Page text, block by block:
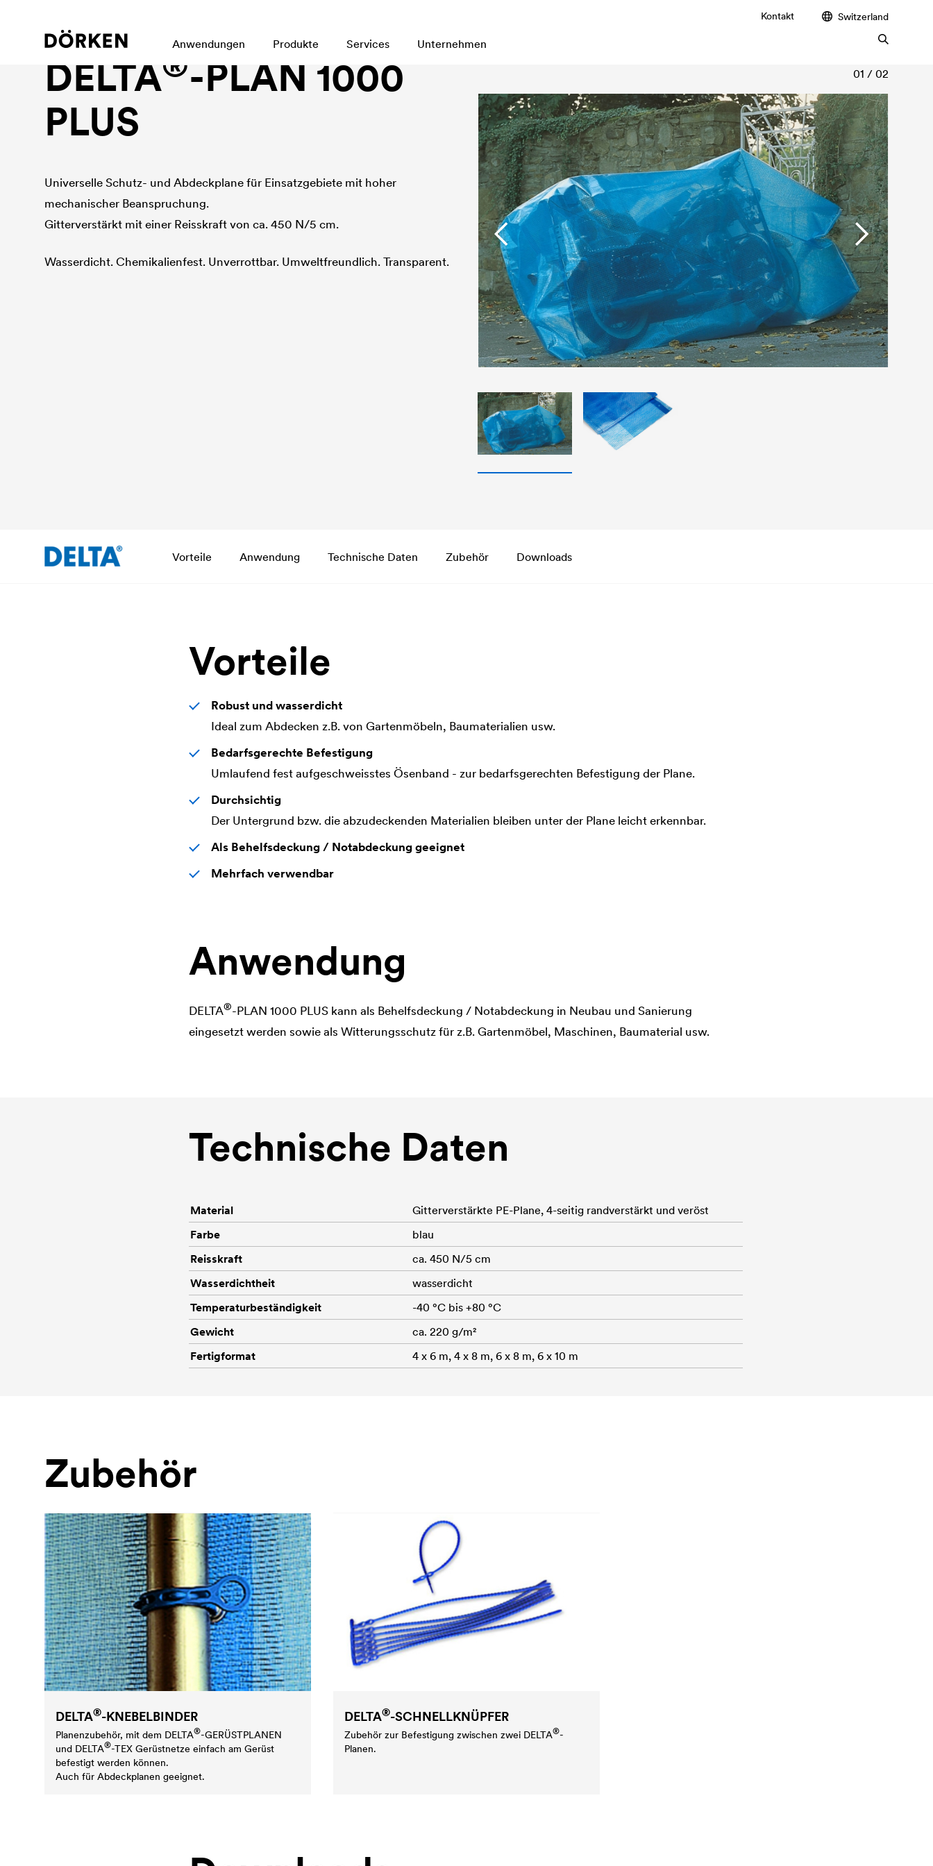
Kontakt Switzerland
Anwendungen Produkte Services Unternehmen
Planen und Abdeckungen
DELTA®-PLAN 1000
PLUS
Universelle Schutz- und Abdeckplane für Einsatzgebiete mit hoher
mechanischer Beanspruchung.
Gitterverstärkt mit einer Reisskraft von ca. 450 N/5 cm.
Wasserdicht. Chemikalienfest. Unverrottbar. Umweltfreundlich. Transparent.
01 / 02
Vorteile Anwendung Technische Daten Zubehör Downloads
Vorteile
Robust und wasserdicht
Ideal zum Abdecken z.B. von Gartenmöbeln, Baumaterialien usw.
Bedarfsgerechte Befestigung
Umlaufend fest aufgeschweisstes Ösenband - zur bedarfsgerechten Befestigung der Plane.
Durchsichtig
Der Untergrund bzw. die abzudeckenden Materialien bleiben unter der Plane leicht erkennbar.
Als Behelfsdeckung / Notabdeckung geeignet
Mehrfach verwendbar
Anwendung
DELTA®-PLAN 1000 PLUS kann als Behelfsdeckung / Notabdeckung in Neubau und Sanierung
eingesetzt werden sowie als Witterungsschutz für z.B. Gartenmöbel, Maschinen, Baumaterial usw.
Technische Daten
Material
Gitterverstärkte PE-Plane, 4-seitig randverstärkt und veröst
Farbe
blau
Reisskraft
ca. 450 N/5 cm
Wasserdichtheit
wasserdicht
Temperaturbeständigkeit
-40 °C bis +80 °C
Gewicht
ca. 220 g/m²
Fertigformat
4 x 6 m, 4 x 8 m, 6 x 8 m, 6 x 10 m
Zubehör
DELTA®-KNEBELBINDER
Planenzubehör, mit dem DELTA®-GERÜSTPLANEN
und DELTA®-TEX Gerüstnetze einfach am Gerüst
befestigt werden können.
Auch für Abdeckplanen geeignet.
DELTA®-SCHNELLKNÜPFER
Zubehör zur Befestigung zwischen zwei DELTA®-
Planen.